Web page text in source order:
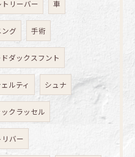
トリーバー 車
グ 手術
ダックスフント
ルティ シュナ
ックラッセル
バー